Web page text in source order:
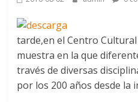
tarde,en el Centro
muestra en la que
través de diversas
por los 200 años desde la